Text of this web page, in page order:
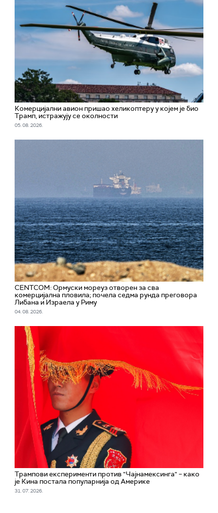
Комерцијални авион пришао хеликоптеру у којем је био
Трамп, истражују се околности
05. 08. 2026.
CENTCOM: Ормуски мореуз отворен за сва
комерцијална пловила; почела седма рунда преговора
Либана и Израела у Риму
04. 08. 2026.
Трампови експерименти против "Чајнамексинга" – како
је Кина постала популарнија од Америке
31. 07. 2026.